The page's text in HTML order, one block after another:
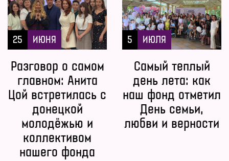
25 ИЮНЯ
Разговор о самом
главном: Анита
Цой встретилась с
донецкой
молодёжью и
коллективом
нашего фонда
5 ИЮЛЯ
Самый теплый
день лета: как
наш фонд отметил
День семьи,
любви и верности